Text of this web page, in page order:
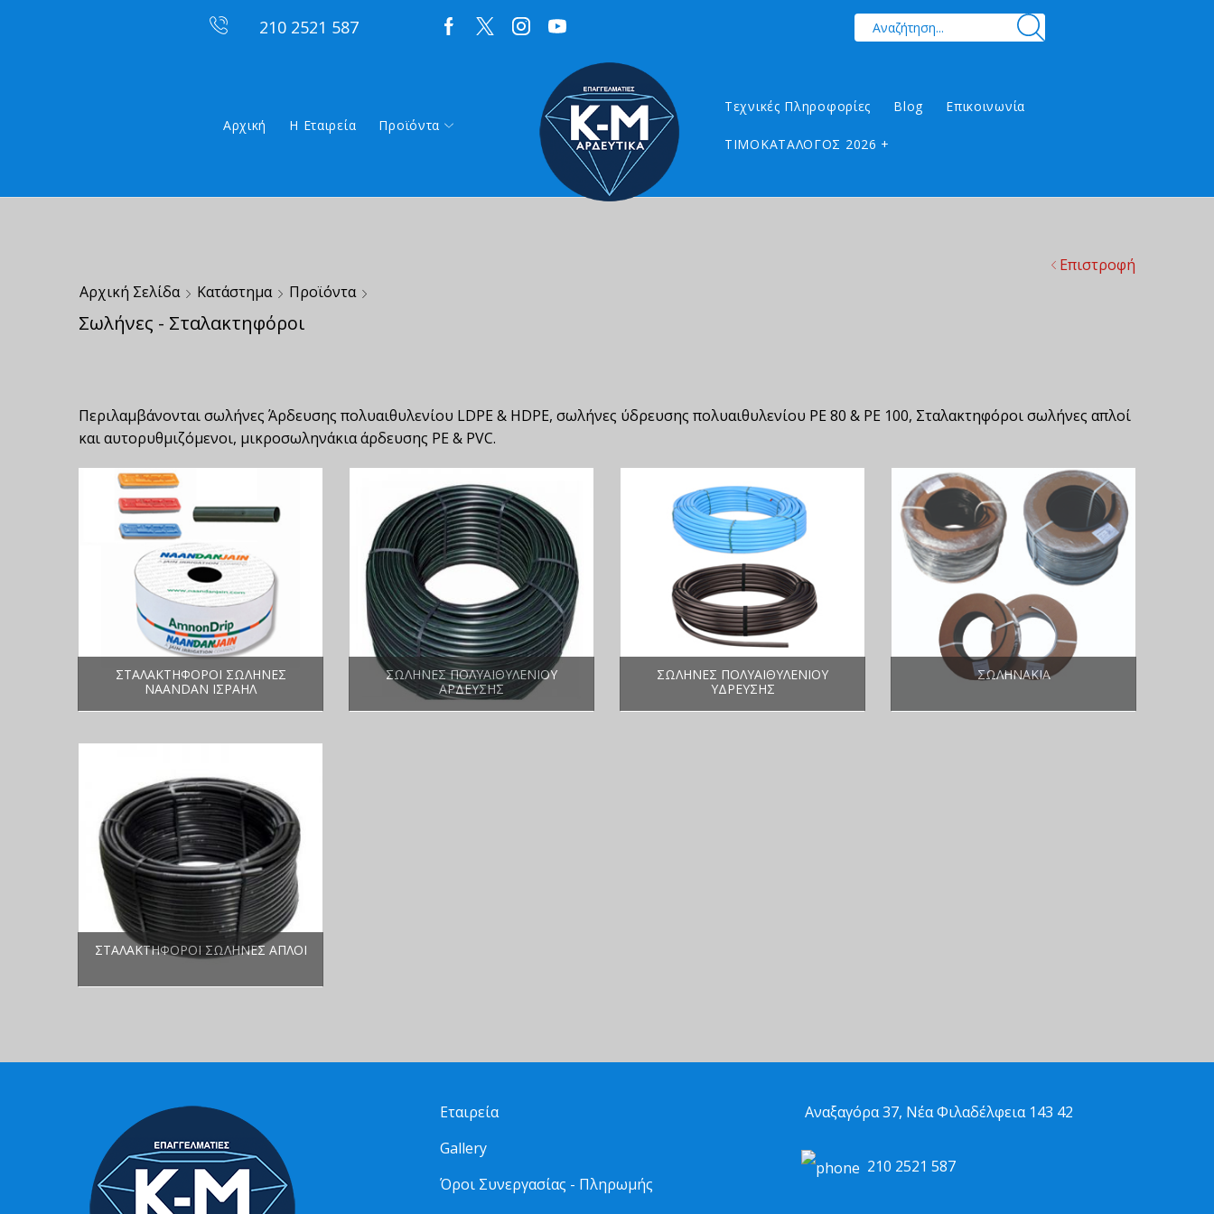
210 2521 587
Αρχική Η Εταιρεία Προϊόντα
Τεχνικές Πληροφορίες Blog Επικοινωνία
ΤΙΜΟΚΑΤΑΛΟΓΟΣ 2026 +
Αρχική Σελίδα Κατάστημα Προϊόντα
Σωλήνες - Σταλακτηφόροι
Επιστροφή
Περιλαμβάνονται σωλήνες Άρδευσης πολυαιθυλενίου LDPE & HDPE, σωλήνες ύδρευσης πολυαιθυλενίου PE 80 & PE 100, Σταλακτηφόροι σωλήνες απλοί
και αυτορυθμιζόμενοι, μικροσωληνάκια άρδευσης PE & PVC.
ΣΤΑΛΑΚΤΗΦΟΡΟΙ ΣΩΛΗΝΕΣ
NAANDAN ΙΣΡΑΗΛ
ΣΩΛΉΝΕΣ ΠΟΛΥΑΙΘΥΛΕΝΊΟΥ
ΆΡΔΕΥΣΗΣ
ΣΩΛΉΝΕΣ ΠΟΛΥΑΙΘΥΛΕΝΊΟΥ
ΎΔΡΕΥΣΗΣ
ΣΩΛΗΝΆΚΙΑ
ΣΤΑΛΑΚΤΗΦΌΡΟΙ ΣΩΛΉΝΕΣ ΑΠΛΟΊ
Εταιρεία
Gallery
Όροι Συνεργασίας - Πληρωμής
Αναξαγόρα 37, Νέα Φιλαδέλφεια 143 42
210 2521 587